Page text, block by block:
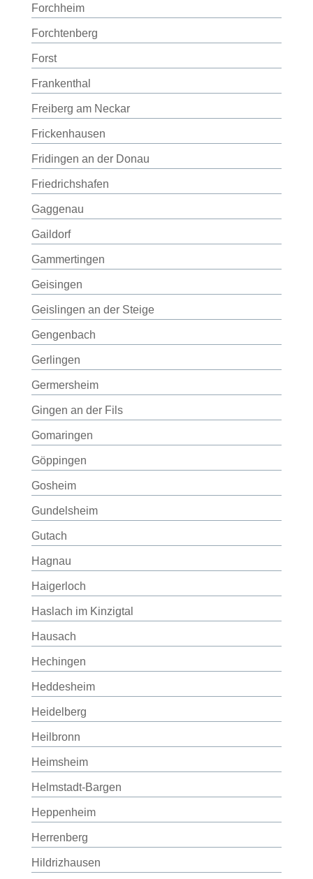
Forchheim
Forchtenberg
Forst
Frankenthal
Freiberg am Neckar
Frickenhausen
Fridingen an der Donau
Friedrichshafen
Gaggenau
Gaildorf
Gammertingen
Geisingen
Geislingen an der Steige
Gengenbach
Gerlingen
Germersheim
Gingen an der Fils
Gomaringen
Göppingen
Gosheim
Gundelsheim
Gutach
Hagnau
Haigerloch
Haslach im Kinzigtal
Hausach
Hechingen
Heddesheim
Heidelberg
Heilbronn
Heimsheim
Helmstadt-Bargen
Heppenheim
Herrenberg
Hildrizhausen